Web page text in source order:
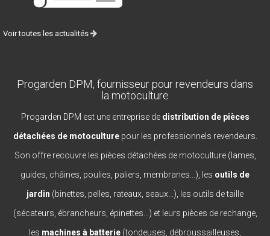
Voir toutes les actualités
Progarden DPM, fournisseur pour revendeurs dans
la motoculture
Progarden DPM est une entreprise de distribution de pièces
détachées de motoculturepour les professionnels revendeurs.
Son offre recouvre les pièces détachées de motoculture (lames,
guides, châines, poulies, paliers, membranes...), les outils de
jardin (binettes, pelles, rateaux, seaux...), les outils de taille
(sécateurs, ébrancheurs, épinettes...) et leurs pièces de rechange,
les machines à batterie (tondeuses, débroussailleuses,